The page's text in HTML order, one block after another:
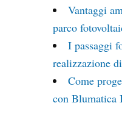
Vantaggi
parco
I passaggi
realizzazione
Come
con Blumatica